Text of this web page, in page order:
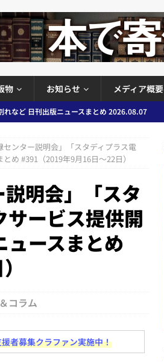
物 お知らせ メディア概要
め 2026.08.06
日刊出版ニュースまとめ
」「EUが生成AIコンテンツの識別表示を義
年7月26日～8月1日）
週刊出版ニュースま
など 日刊出版ニュースまとめ 2026.08.02
センター説明会」「スタディプラス電
め #391（2019年9月16日～22日）
明会」「スタ
サービス提供開
ュースまとめ
コラム
者募集クラファン実施中！